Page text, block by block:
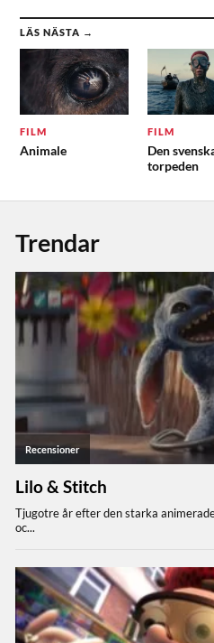
LÄS NÄSTA →
FILM
Animale
FILM
Den
torpeden
Trendar